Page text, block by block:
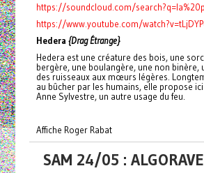
https://soundcloud.com/
https://www.youtube.com/
Hedera {Drag Étrange}
Hedera est une créature des bois, une
bergère, une boulangère, une non binère,
des ruisseaux aux mœurs légères.
au bûcher par les humains, elle propose
Anne Sylvestre, un autre usage du feu.
Affiche Roger Rabat
SAM 24/05 : ALGORAVE